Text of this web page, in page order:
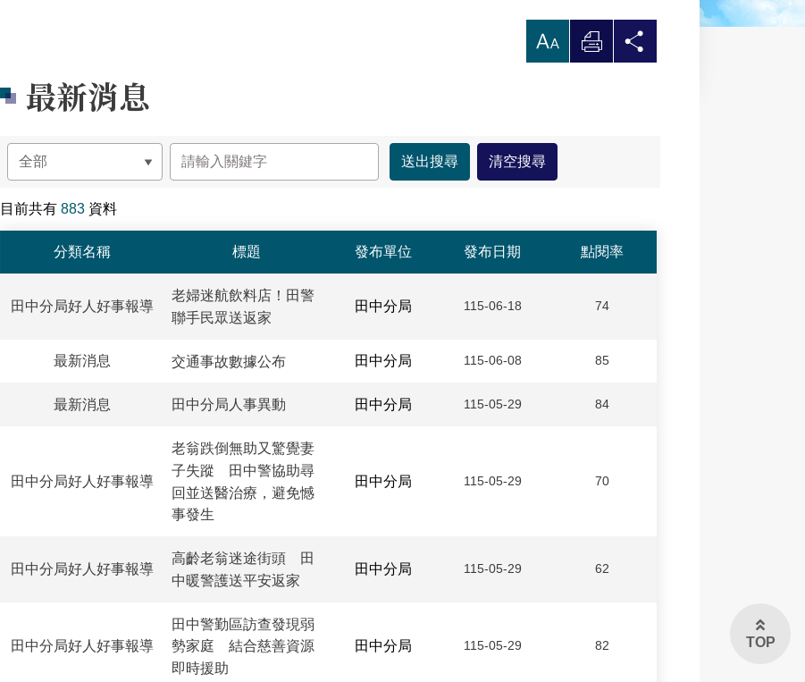
放 列
最新消息
目前共有 883 資料
分類名稱
標題 發布單位 發布日期 點閱率
田中分局好人好事報導
老婦迷航飲料店！田警
聯手民眾送返家
田中分局 115-06-18 74
最新消息 交通事故數據公布 田中分局 115-06-08 85
最新消息 田中分局人事異動 田中分局 115-05-29 84
田中分局好人好事報導
老翁跌倒無助又驚覺妻
子失蹤 田中警協助尋
回並送醫治療，避免憾
事發生
田中分局 115-05-29 70
田中分局好人好事報導
高齡老翁迷途街頭 田
中暖警護送平安返家
田中分局 115-05-29 62
田中分局好人好事報導
田中警勤區訪查發現弱
勢家庭 結合慈善資源
即時援助
田中分局 115-05-29 82 TOP